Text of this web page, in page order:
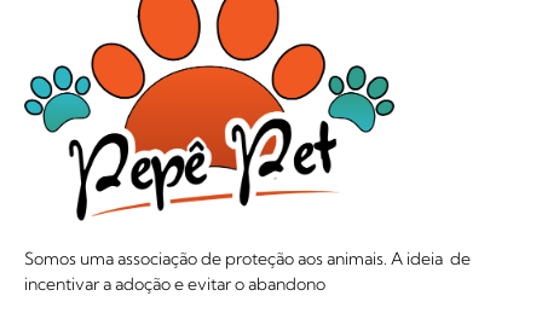
Somos uma associação de proteção aos animais. A ideia de
incentivar a adoção e evitar o abandono